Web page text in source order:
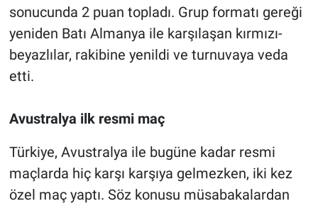
sonucunda 2 puan topladı. Grup formatı gereği
yeniden Batı Almanya ile karşılaşan kırmızı-
beyazlılar, rakibine yenildi ve turnuvaya veda
etti.
Avustralya ilk resmi maç
Türkiye, Avustralya ile bugüne kadar resmi
maçlarda hiç karşı karşıya gelmezken, iki kez
özel maç yaptı. Söz konusu müsabakalardan